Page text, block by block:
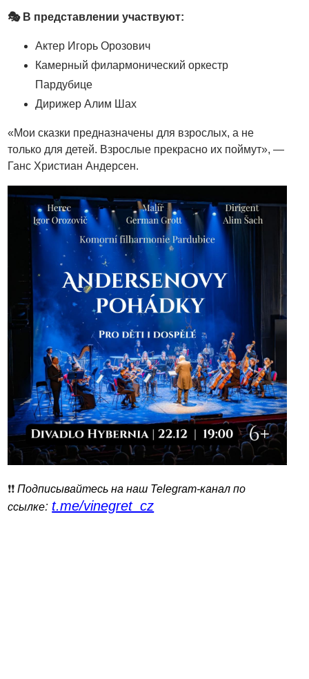
🎭 В представлении участвуют:
Актер Игорь Орозович
Камерный филармонический оркестр
Пардубице
Дирижер Алим Шах
«Мои сказки предназначены для взрослых, а не
только для детей. Взрослые прекрасно их поймут», —
Ганс Христиан Андерсен.
❗️❗️Подписывайтесь на наш Telegram-канал по
ссылке: t.me/vinegret_cz